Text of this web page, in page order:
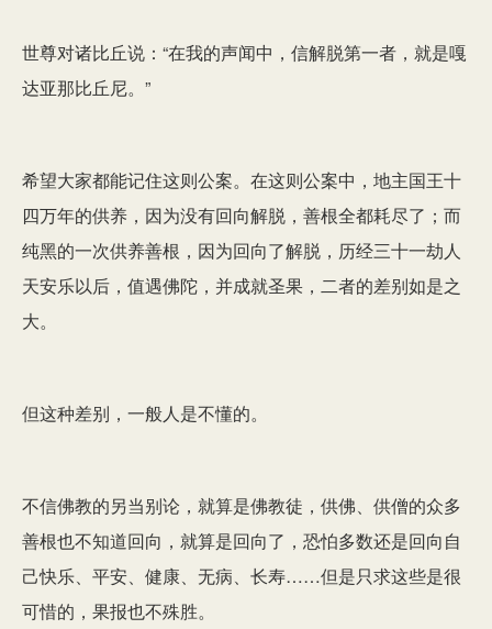
世尊对诸比丘说：“在我的声闻中，信解脱第一者，就是嘎
达亚那比丘尼。”
希望大家都能记住这则公案。在这则公案中，地主国王十
四万年的供养，因为没有回向解脱，善根全都耗尽了；而
纯黑的一次供养善根，因为回向了解脱，历经三十一劫人
天安乐以后，值遇佛陀，并成就圣果，二者的差别如是之
大。
但这种差别，一般人是不懂的。
不信佛教的另当别论，就算是佛教徒，供佛、供僧的众多
善根也不知道回向，就算是回向了，恐怕多数还是回向自
己快乐、平安、健康、无病、长寿……但是只求这些是很
可惜的，果报也不殊胜。